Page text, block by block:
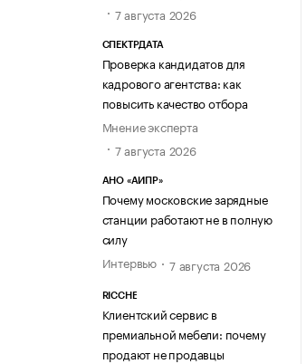
7 августа 2026
СПЕКТРДАТА
Проверка кандидатов для
кадрового агентства: как
повысить качество отбора
Мнение эксперта
7 августа 2026
АНО «АИПР»
Почему московские зарядные
станции работают не в полную
силу
Интервью
7 августа 2026
RICCHE
Клиентский сервис в
премиальной мебели: почему
продают не продавцы